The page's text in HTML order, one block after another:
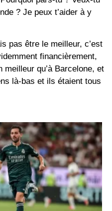
? Je peux t’aider à y
pas être le meilleur, c’est
financièrement,
qu’à Barcelone, et
là-bas et ils étaient tous